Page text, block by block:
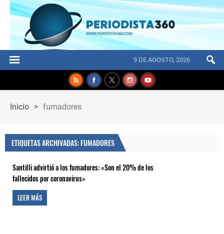
9 DE AGOSTO, 2026
Inicio > fumadores
ETIQUETAS ARCHIVADAS: FUMADORES
Santilli advirtió a los fumadores: «Son el 20% de los
fallecidos por coronavirus»
LEER MÁS